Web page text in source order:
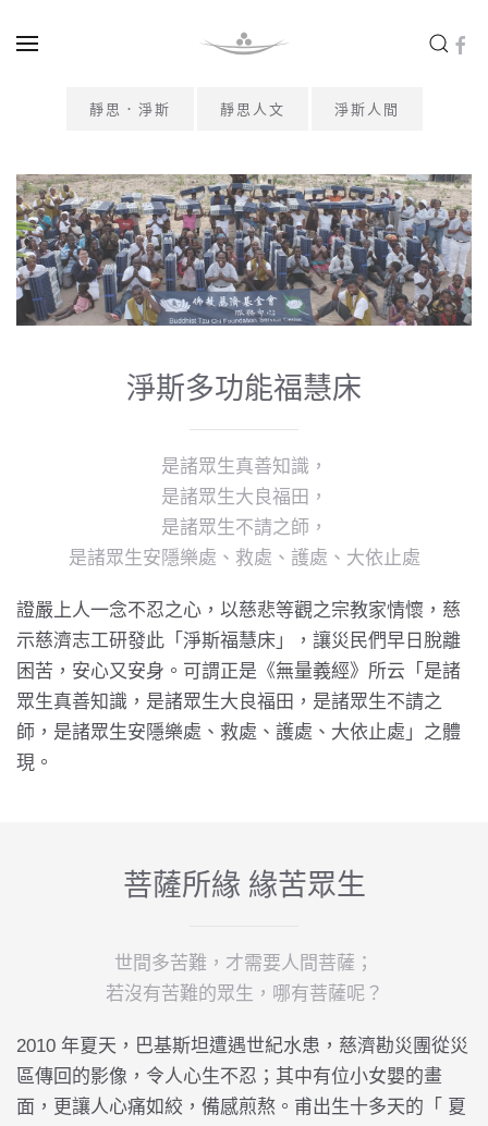
靜思．淨斯 靜思人文 淨斯人間
淨斯多功能福慧床
是諸眾生真善知識，
是諸眾生大良福田，
是諸眾生不請之師，
是諸眾生安隱樂處、救處、護處、大依止處
證嚴上人一念不忍之心，以慈悲等觀之宗教家情懷，慈
示慈濟志工研發此「淨斯福慧床」，讓災民們早日脫離
困苦，安心又安身。可謂正是《無量義經》所云「是諸
眾生真善知識，是諸眾生大良福田，是諸眾生不請之
師，是諸眾生安隱樂處、救處、護處、大依止處」之體
現。
菩薩所緣 緣苦眾生
世間多苦難，才需要人間菩薩；
若沒有苦難的眾生，哪有菩薩呢？
2010 年夏天，巴基斯坦遭遇世紀水患，慈濟勘災團從災
區傳回的影像，令人心生不忍；其中有位小女嬰的畫
面，更讓人心痛如絞，備感煎熬。甫出生十多天的「 夏